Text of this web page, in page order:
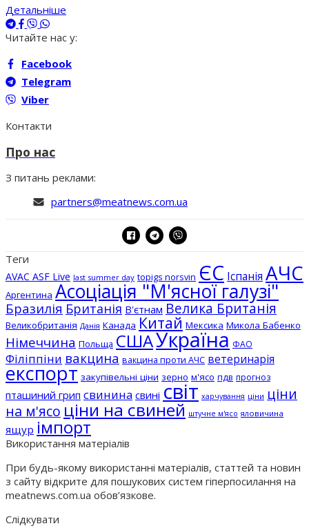
Детальніше
Читайте нас у:
Facebook
Telegram
Viber
Контакти
Про нас
З питань реклами:
partners@meatnews.com.ua
Теги
AVAC ASF Live last summer day topigs norsvin ЄС Іспанія АЧС
Аргентина Асоціація "М'ясної галузі"
Бразилія Британія В'єтнам Велика Британія
Великобританія Данія Канада Китай Мексика Микола Бабенко
Німеччина Польща СШАУкраїна ФАО
Філіппіни вакцина вакцина проти АЧС ветеринарія
експорт закупівельні ціни зерно м'ясо пдв прогноз
пташиний грип свинина свині світ харчування ціни ціни
на м'ясо ціни на свиней штучне м'ясо яловичина
ящур імпорт
Використання матеріалів
При будь-якому використанні матеріалів, статтей та новин
з сайту відкрите для пошукових систем гіперпосилання на
meatnews.com.ua обов’язкове.
Слідкувати